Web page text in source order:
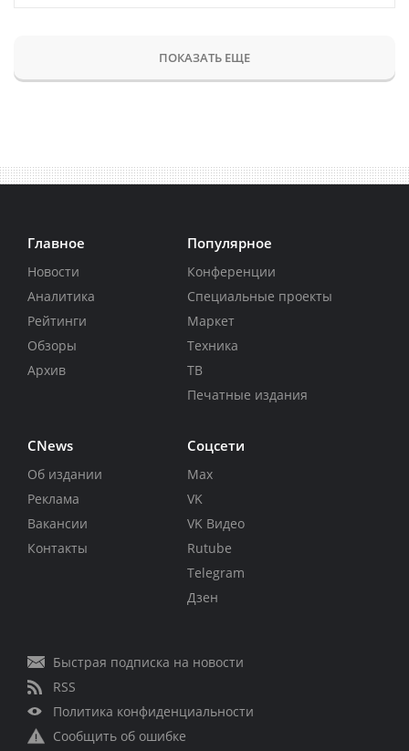
ПОКАЗАТЬ ЕЩЕ
Главное
Новости
Аналитика
Рейтинги
Обзоры
Архив
Популярное
Конференции
Специальные проекты
Маркет
Техника
ТВ
Печатные издания
CNews
Об издании
Реклама
Вакансии
Контакты
Соцсети
Max
VK
VK Видео
Rutube
Telegram
Дзен
Быстрая подписка на новости
RSS
Политика конфиденциальности
Сообщить об ошибке